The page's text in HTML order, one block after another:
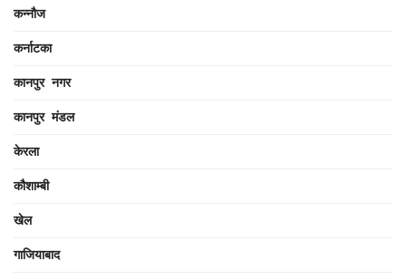
कन्नौज
कर्नाटका
कानपुर नगर
कानपुर मंडल
केरला
कौशाम्बी
खेल
गाजियाबाद